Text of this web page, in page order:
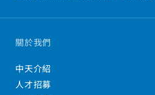
關於我們
中天介紹
人才招募